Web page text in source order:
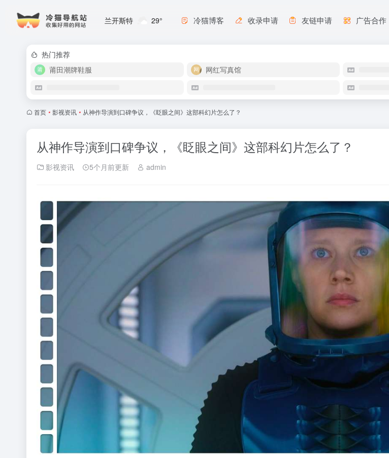
兰开斯特 29° 冷猫博客 收录申请 友链申请 广告合作
热门推荐
莆田潮牌鞋服
网红写真馆
首页 • 影视资讯 • 从神作导演到口碑争议，《眨眼之间》这部科幻片怎么了？
从神作导演到口碑争议，《眨眼之间》这部科幻片怎么了？
影视资讯 5个月前更新 admin